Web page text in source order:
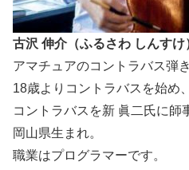
古沢 伸介（ふるさわ しんすけ
アマチュアのコントラバス弾き
18歳よりコントラバスを始め、
コントラバスを新 眞二氏に師
岡山県生まれ。
職業はプログラマーです。